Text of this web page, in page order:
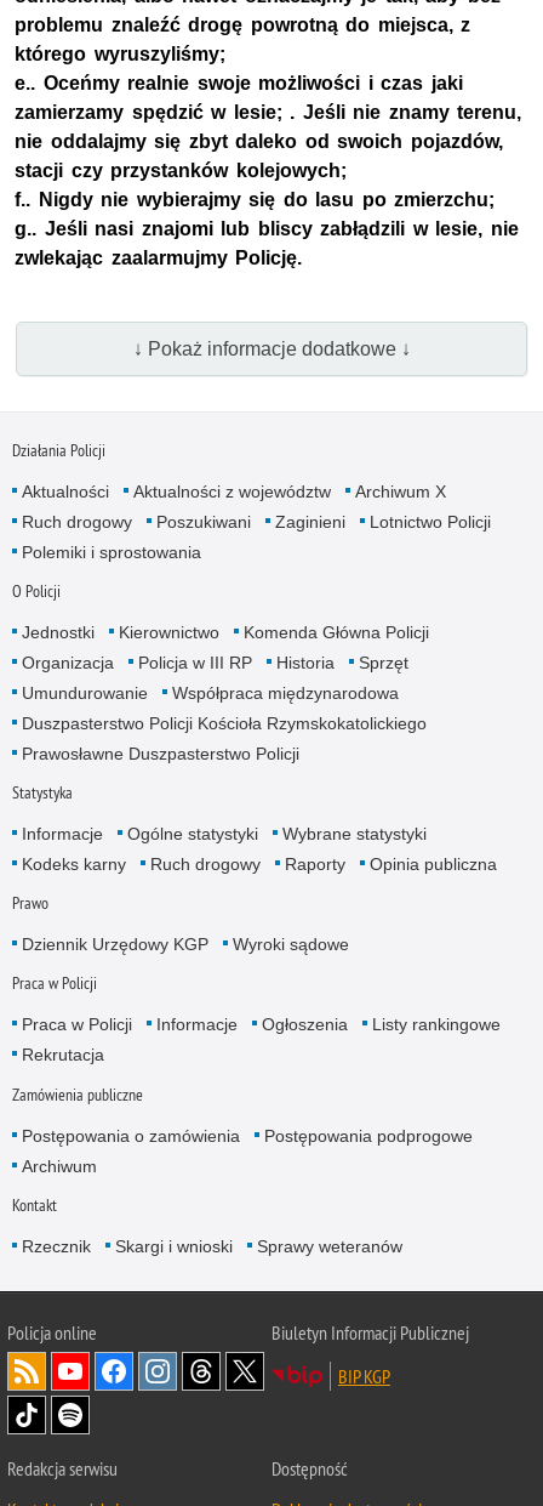
problemu znaleźć drogę powrotną do miejsca, z
którego wyruszyliśmy;
e.. Oceńmy realnie swoje możliwości i czas jaki
zamierzamy spędzić w lesie; . Jeśli nie znamy terenu,
nie oddalajmy się zbyt daleko od swoich pojazdów,
stacji czy przystanków kolejowych;
f.. Nigdy nie wybierajmy się do lasu po zmierzchu;
g.. Jeśli nasi znajomi lub bliscy zabłądzili w lesie, nie
zwlekając zaalarmujmy Policję.
↓ Pokaż informacje dodatkowe ↓
Działania Policji
Aktualności Aktualności z województw
Archiwum X
Ruch drogowy
Poszukiwani Zaginieni
Lotnictwo Policji
Polemiki i sprostowania
O Policji
Jednostki Kierownictwo
Komenda Główna Policji
Organizacja
Policja w III RP Historia
Sprzęt
Umundurowanie
Współpraca międzynarodowa
Duszpasterstwo Policji Kościoła Rzymskokatolickiego
Prawosławne Duszpasterstwo Policji
Statystyka
Informacje Ogólne statystyki
Wybrane statystyki
Kodeks karny
Ruch drogowy Raporty Opinia publiczna
Prawo
Dziennik Urzędowy KGP Wyroki sądowe
Praca w Policji
Praca w Policji Informacje Ogłoszenia
Listy rankingowe
Rekrutacja
Zamówienia publiczne
Postępowania o zamówienia
Postępowania podprogowe
Archiwum
Kontakt
Rzecznik Skargi i wnioski Sprawy weteranów
Policjaonline
Biuletyn Informacji Publicznej
BIP KGP
Redakcja serwisu
Dostępność